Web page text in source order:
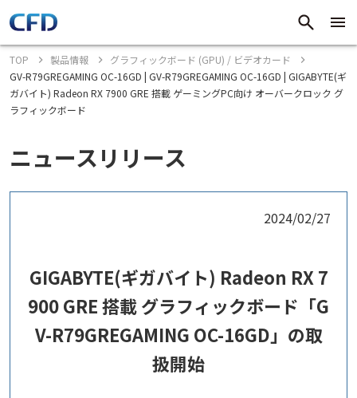
TOP 製品情報
グラフィックボード (GPU) / ビデオカード
GV-R79GREGAMING OC-16GD | GV-R79GREGAMING OC-16GD | GIGABYTE(ギ
ガバイト) Radeon RX 7900 GRE 搭載 ゲーミングPC向け オーバークロック グ
ラフィックボード
ニュースリリース
2024/02/27
GIGABYTE(ギガバイト) Radeon RX 7
900 GRE 搭載 グラフィックボード「G
V-R79GREGAMING OC-16GD」の取
扱開始